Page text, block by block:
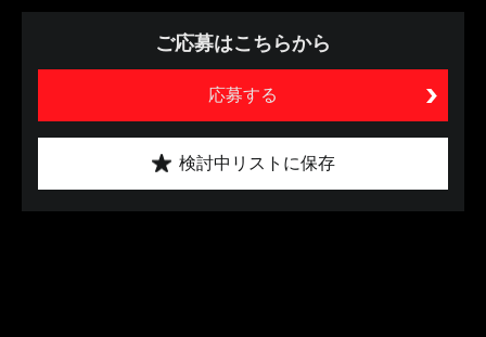
ご応募はこちらから
応募する
検討中リストに保存